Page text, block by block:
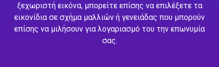
ξεχωριστή εικόνα, μπορείτε επίσης να επιλέξετε τα
εικονίδια σε σχήμα μαλλιών ή γενειάδας που μπορούν
επίσης να μιλήσουν για λογαριασμό του την επωνυμία
σας.